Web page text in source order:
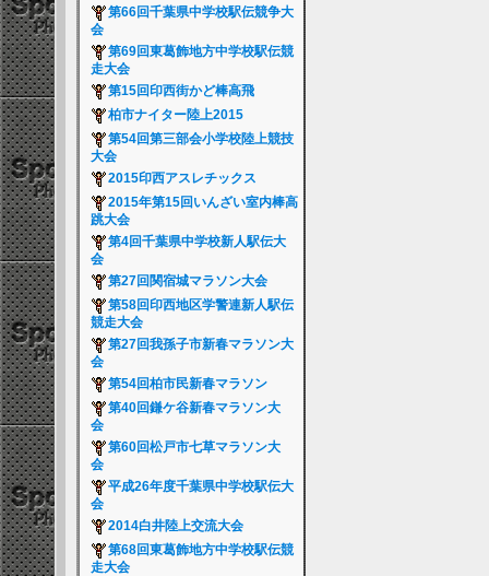
第66回千葉県中学校駅伝競争大
会
第69回東葛飾地方中学校駅伝競
走大会
第15回印西街かど棒高飛
柏市ナイター陸上2015
第54回第三部会小学校陸上競技
大会
2015印西アスレチックス
2015年第15回いんざい室内棒高
跳大会
第4回千葉県中学校新人駅伝大
会
第27回関宿城マラソン大会
第58回印西地区学警連新人駅伝
競走大会
第27回我孫子市新春マラソン大
会
第54回柏市民新春マラソン
第40回鎌ケ谷新春マラソン大
会
第60回松戸市七草マラソン大
会
平成26年度千葉県中学校駅伝大
会
2014白井陸上交流大会
第68回東葛飾地方中学校駅伝競
走大会